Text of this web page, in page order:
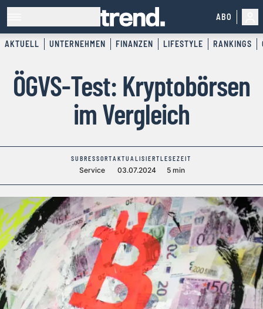
ABO
AKTUELL UNTERNEHMEN FINANZEN LIFESTYLE RANKINGS
ÖGVS-Test: Kryptobörsen
im Vergleich
SUBRESSORT
Service
AKTUALISIERT
03.07.2024
LESEZEIT
5 min